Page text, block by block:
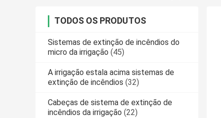
TODOS OS PRODUTOS
Sistemas de extinção de incêndios do
micro da irrigação (45)
A irrigação estala acima sistemas de
extinção de incêndios (32)
Cabeças de sistema de extinção de
incêndios da irrigação (22)